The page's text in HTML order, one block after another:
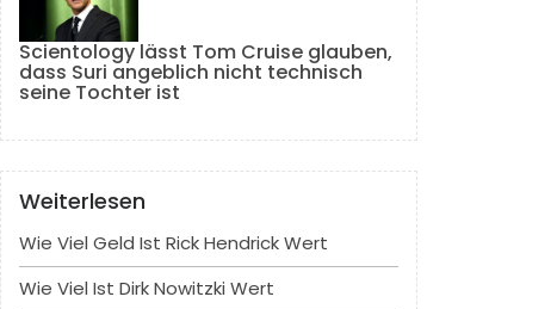
Scientology lässt Tom Cruise glauben,
dass Suri angeblich nicht technisch
seine Tochter ist
Weiterlesen
Wie Viel Geld Ist Rick Hendrick Wert
Wie Viel Ist Dirk Nowitzki Wert